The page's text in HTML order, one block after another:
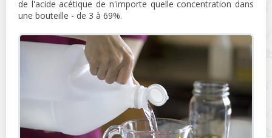
de l'acide acétique de n'importe quelle concentration dans
une bouteille - de 3 à 69%.